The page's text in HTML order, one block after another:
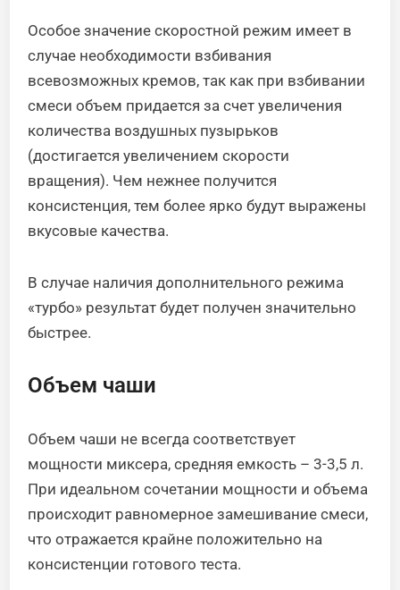
Особое значение скоростной режим имеет в
случае необходимости взбивания
всевозможных кремов, так как при взбивании
смеси объем придается за счет увеличения
количества воздушных пузырьков
(достигается увеличением скорости
вращения). Чем нежнее получится
консистенция, тем более ярко будут выражены
вкусовые качества.
В случае наличия дополнительного режима
«турбо» результат будет получен значительно
быстрее.
Объем чаши
Объем чаши не всегда соответствует
мощности миксера, средняя емкость – 3-3,5 л.
При идеальном сочетании мощности и объема
происходит равномерное замешивание смеси,
что отражается крайне положительно на
консистенции готового теста.